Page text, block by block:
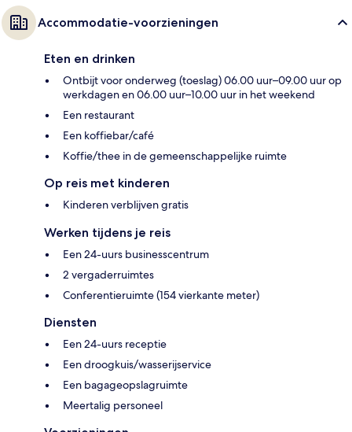
Accommodatie-voorzieningen
Eten en drinken
Ontbijt voor onderweg (toeslag) 06.00 uur–09.00 uur op
werkdagen en 06.00 uur–10.00 uur in het weekend
Een restaurant
Een koffiebar/café
Koffie/thee in de gemeenschappelijke ruimte
Op reis met kinderen
Kinderen verblijven gratis
Werken tijdens je reis
Een 24-uurs businesscentrum
2 vergaderruimtes
Conferentieruimte (154 vierkante meter)
Diensten
Een 24-uurs receptie
Een droogkuis/wasserijservice
Een bagageopslagruimte
Meertalig personeel